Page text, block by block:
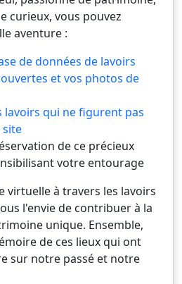
curieux, vous pouvez
aventure :
de données de lavoirs
et vos photos de
lavoirs qui ne figurent pas
de ce précieux
votre entourage
virtuelle à travers les lavoirs
l'envie de contribuer à la
unique. Ensemble,
de ces lieux qui ont
sur notre passé et notre